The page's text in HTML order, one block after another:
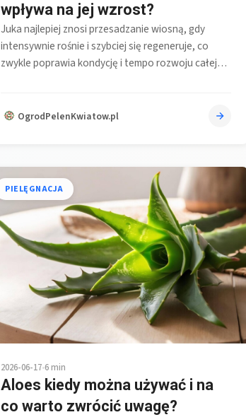
wpływa na jej wzrost?
Juka najlepiej znosi przesadzanie wiosną, gdy
intensywnie rośnie i szybciej się regeneruje, co
zwykle poprawia kondycję i tempo rozwoju całej…
OgrodPelenKwiatow.pl
PIELĘGNACJA
2026-06-17•6 min
Aloes kiedy można używać i na
co warto zwrócić uwagę?